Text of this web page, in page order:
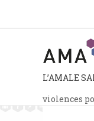
L’AMALE
violences